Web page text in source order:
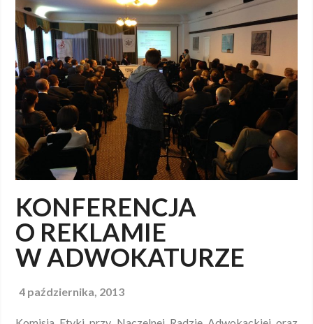
KONFERENCJA
O REKLAMIE
W ADWOKATURZE
4 października, 2013